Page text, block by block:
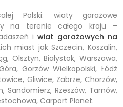
Polski: wiaty garażowe
na terenie całego kraju –
iwiat garażowych na
miast jak Szczecin, Koszalin,
Olsztyn, Białystok, Warszawa,
Gorzów Wielkopolski, Łódź
Gliwice, Zabrze, Chorzów,
Sandomierz, Rzeszów, Tarnów,
Carport Planet.